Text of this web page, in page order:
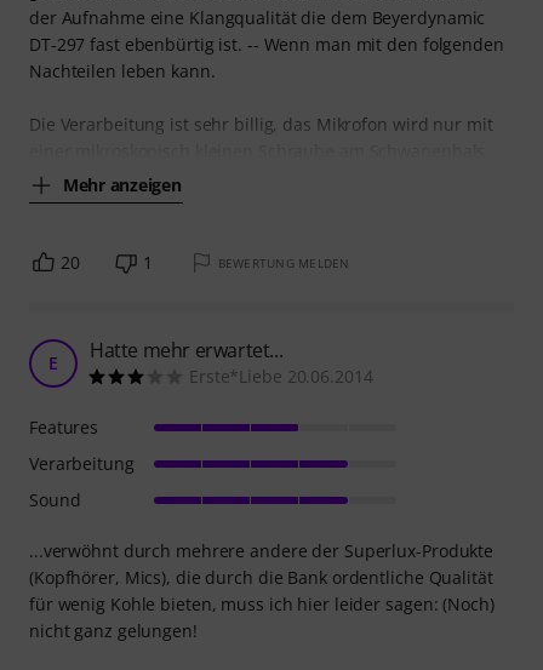
der Aufnahme eine Klangqualität die dem Beyerdynamic
DT-297 fast ebenbürtig ist. -- Wenn man mit den folgenden
Nachteilen leben kann.
Die Verarbeitung ist sehr billig, das Mikrofon wird nur mit
Mehr anzeigen
20 1 BEWERTUNG MELDEN
E Hatte mehr erwartet...
Erste*Liebe 20.06.2014
...verwöhnt durch mehrere andere der Superlux-Produkte
(Kopfhörer, Mics), die durch die Bank ordentliche Qualität
für wenig Kohle bieten, muss ich hier leider sagen: (Noch)
nicht ganz gelungen!
Features
Verarbeitung
Sound